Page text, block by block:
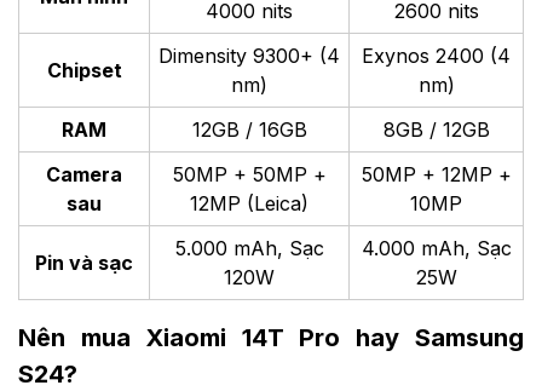
4000 nits
2600 nits
Chipset
Dimensity 9300+ (4
nm)
Exynos 2400 (4
nm)
RAM
12GB / 16GB
8GB / 12GB
Camera
sau
50MP + 50MP +
12MP (Leica)
50MP + 12MP +
10MP
Pin và sạc
5.000 mAh, Sạc
120W
4.000 mAh, Sạc
25W
Nên mua Xiaomi 14T Pro hay Samsung
S24?